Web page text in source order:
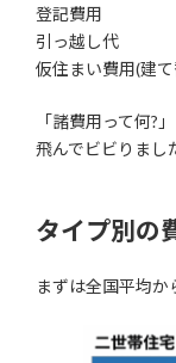
登記費用
引っ越し代
仮住まい費用(建
「諸費用って何?
飛んでビビりまし
タイプ別の
まずは全国平均か